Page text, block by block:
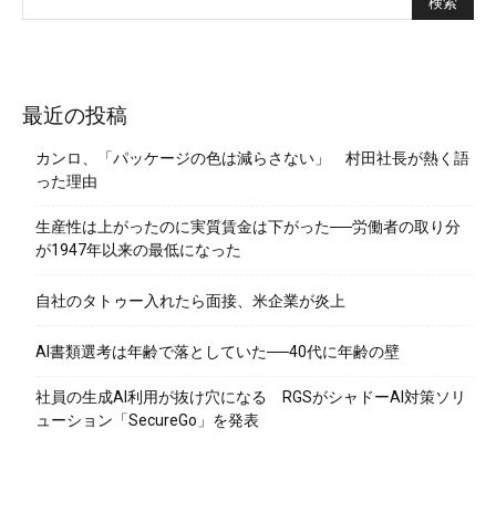
最近の投稿
カンロ、「パッケージの色は減らさない」 村田社長が熱く語
った理由
生産性は上がったのに実質賃金は下がった──労働者の取り分
が1947年以来の最低になった
自社のタトゥー入れたら面接、米企業が炎上
AI書類選考は年齢で落としていた──40代に年齢の壁
社員の生成AI利用が抜け穴になる RGSがシャドーAI対策ソリ
ューション「SecureGo」を発表